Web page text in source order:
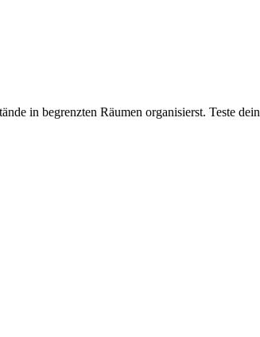
in begrenzten Räumen organisierst. Teste